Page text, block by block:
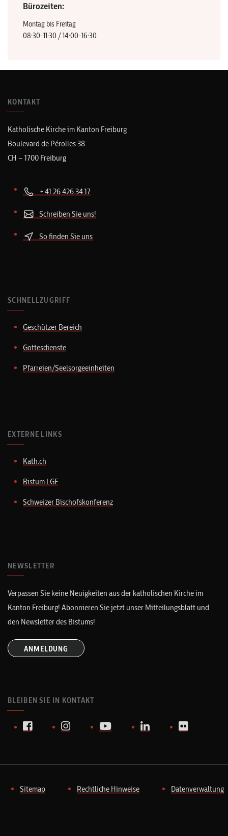
Bürozeiten:
Montag bis Freitag
08:30-11:30 / 14:00-16:30
KONTAKT
Katholische Kirche im Kanton Freiburg
Boulevard de Pérolles 38
CH – 1700 Freiburg
+41 26 426 34 17
Schreiben Sie uns!
So finden Sie uns
SCHNELLZUGRIFF
Geschützer Bereich
Gottesdienste
Pfarreien/Seelsorgeeinheiten
EXTERNE LINKS
Kath.ch
Bistum LGF
Schweizer Bischofskonferenz
NEWSLETTER
Verpassen Sie keine Neuigkeiten aus der katholischen Kirche im
Kanton Freiburg! Abonnieren Sie jetzt unser Mitteilungsblatt und
den Newsletter des Bistums!
ANMELDUNG
BLEIBEN SIE IN KONTAKT
Sitemap Rechtliche Hinweise Datenverwaltung